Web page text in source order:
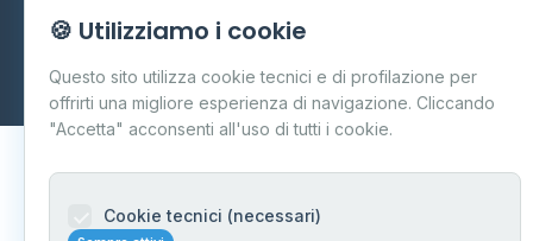
Carpi P.IVA 03859300364
Dati forniti da Ministero delle Imprese e del Made in Italy
Aggiornamento quotidiano
🍪 Utilizziamo i cookie
Questo sito utilizza cookie tecnici e di profilazione per
offrirti una migliore esperienza di navigazione. Cliccando
"Accetta" acconsenti all'uso di tutti i cookie.
Cookie tecnici (necessari)